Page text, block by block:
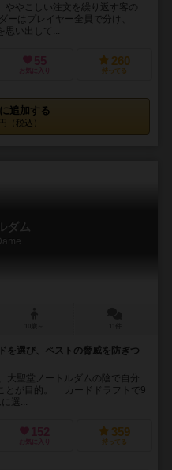
ややこしい注文を繰り返す客の
ーはプレイヤー全員で分け、
い出して...
55
お気に入り
260
持ってる
追加する
（税込）
ダム
を選び、ペストの脅威を防ぎつ
聖堂ノートルダムの陰で自分
とが目的。 カードドラフトで9
選...
152
お気に入り
359
持ってる